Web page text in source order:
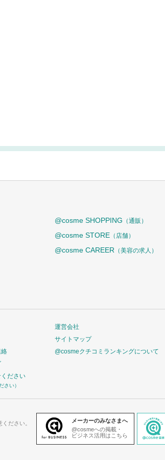
@cosme SHOPPING （通販）
@cosme STORE （店舗）
@cosme CAREER （美容の求人）
ださい
さい）
運営会社
サイトマップ
@cosmeクチコミランキングについて
ださい。
メーカーのみなさまへ
@cosmeへの掲載・
ビジネス活用はこちら